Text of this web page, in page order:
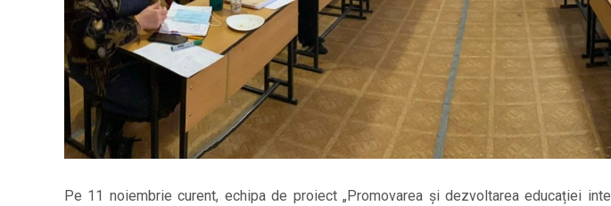
Pe 11 noiembrie curent, echipa de proiect „Promovarea și dezvoltarea educației